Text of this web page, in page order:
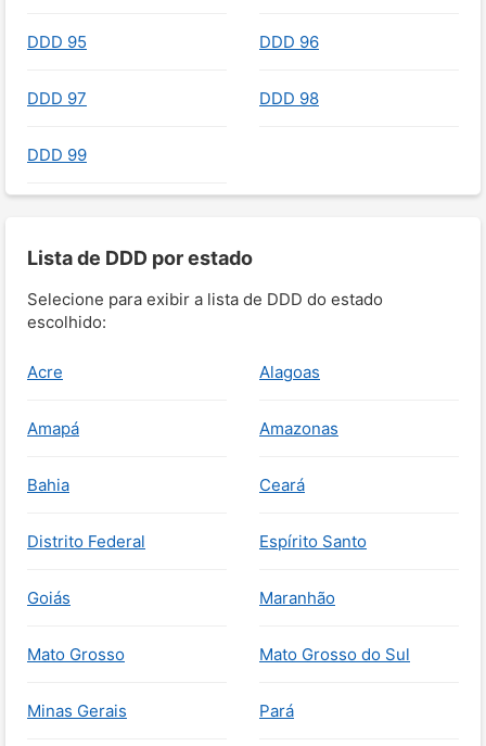
DDD 95 DDD 96
DDD 97 DDD 98
DDD 99
Lista de DDD por estado
Selecione para exibir a lista de DDD do estado
escolhido:
Acre Alagoas
Amapá Amazonas
Bahia Ceará
Distrito Federal Espírito Santo
Goiás Maranhão
Mato Grosso Mato Grosso do Sul
Minas Gerais Pará